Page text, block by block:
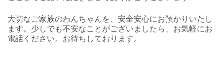
大切なご家族のわんちゃんを、安全安心にお預かりいたし
ます。少しでも不安なことがございましたら、お気軽にお
電話ください。お待ちしております。